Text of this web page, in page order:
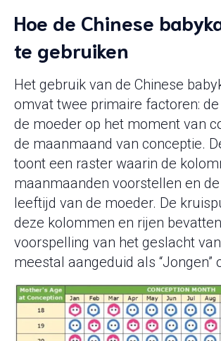
Hoe de Chinese
te gebruiken
Het gebruik van de Chinese
omvat twee primaire factoren:
de moeder op het moment van
de maanmaand van conceptie.
toont een raster waarin de
maanmaanden voorstellen en
leeftijd van de moeder. De
deze kolommen en rijen
voorspelling van het geslacht
meestal aangeduid als “Jongen”